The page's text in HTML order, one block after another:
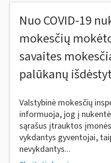
Nuo COVID-19
mokesčių
savaites
palūkanų
Valstybinė mokesčių
informuoja, jog į
sąrašus įtrauktos
vykdantys gyventojai,
nevykdantys...